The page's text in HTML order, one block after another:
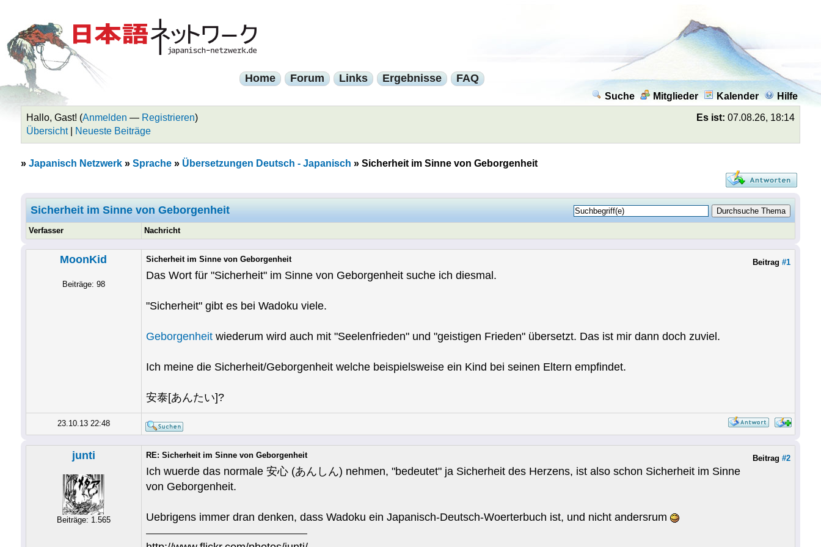
Home Forum Links Ergebnisse FAQ
Suche Mitglieder Kalender Hilfe
Es ist: 07.08.26, 18:14
Hallo, Gast! (Anmelden — Registrieren)
Übersicht| Neueste Beiträge
» Japanisch Netzwerk» Sprache» Übersetzungen Deutsch - Japanisch » Sicherheit im Sinne von Geborgenheit
Sicherheit im Sinne von Geborgenheit
Verfasser Nachricht
MoonKid
Beiträge: 98
Beitrag #1
Sicherheit im Sinne von Geborgenheit
Das Wort für "Sicherheit" im Sinne von Geborgenheit suche ich diesmal.
"Sicherheit" gibt es bei Wadoku viele.
Geborgenheitwiederum wird auch mit "Seelenfrieden" und "geistigen Frieden" übersetzt. Das ist mir dann doch zuviel.
Ich meine die Sicherheit/Geborgenheit welche beispielsweise ein Kind bei seinen Eltern empfindet.
安泰[あんたい]?
23.10.13 22:48
junti
Beiträge: 1.565
Beitrag #2
RE: Sicherheit im Sinne von Geborgenheit
Ich wuerde das normale 安心 (あんしん) nehmen, "bedeutet" ja Sicherheit des Herzens, ist also schon Sicherheit im Sinne
von Geborgenheit.
Uebrigens immer dran denken, dass Wadoku ein Japanisch-Deutsch-Woerterbuch ist, und nicht andersrum